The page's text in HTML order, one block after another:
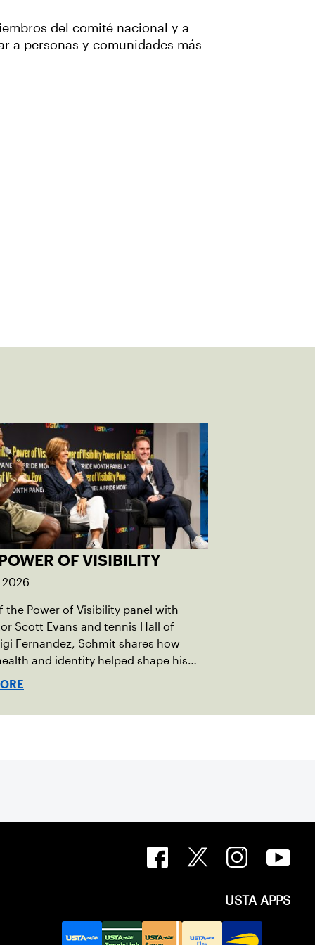
del comité nacional y a
a personas y comunidades más
OF VISIBILITY
2026
the Power of Visibility panel with
Scott Evans and tennis Hall of
Fernandez, Schmit shares how
and identity helped shape his
USTA APPS